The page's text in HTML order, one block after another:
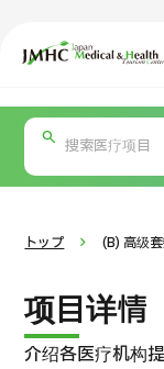
日本医疗健康雅旅中心
关于
按部位・疾
病搜索
PICK UP PROGRAM
トップ (B) 高级
项目详情
介绍各医疗机构